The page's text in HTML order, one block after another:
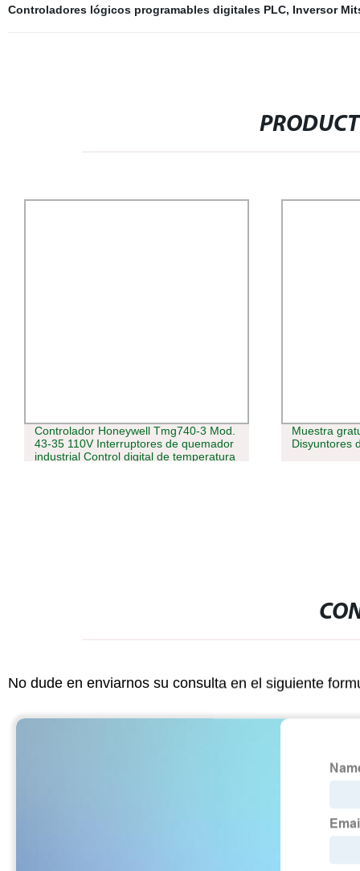
Controladores lógicos programables digitales PLC, Inversor
Controlador Honeywell Tmg740-3 Mod.
43-35 110V Interruptores de quemador
industrial Control digital de temperatura
Muestra
Disyuntores
No dude en enviarnos su consulta en el siguiente